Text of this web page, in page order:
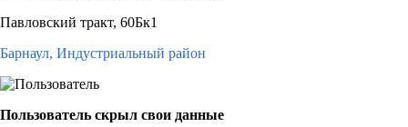
Павловский тракт, 60Бк1
Барнаул, Индустриальный район
Пользователь скрыл свои данные